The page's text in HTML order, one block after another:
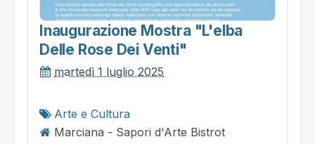
Inaugurazione Mostra "l'elba
Delle Rose Dei Venti"
martedì 1 luglio 2025
Arte e Cultura
Marciana - Sapori d'Arte Bistrot